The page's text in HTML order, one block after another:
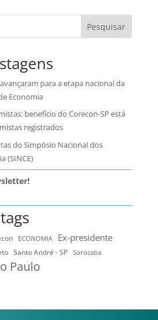
Pesquisar
para a etapa nacional da
Economia
benefício do Corecon-SP está
registrados
do Simpósio Nacional dos
(SINCE)
ECONOMIA Ex-presidente
Santo André - SP
Sorocaba
Paulo